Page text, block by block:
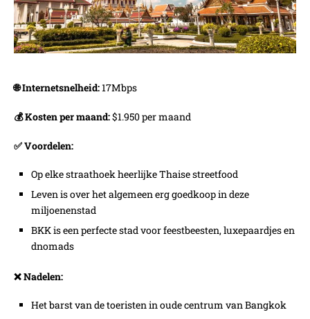
🌐 Internetsnelheid:17Mbps
💰 Kosten per maand:$1.950 per maand
✅ Voordelen:
Op elke straathoek heerlijke Thaise streetfood
Leven is over het algemeen erg goedkoop in deze
miljoenenstad
BKK is een perfecte stad voor feestbeesten, luxepaardjes en
dnomads
❌ Nadelen:
Het barst van de toeristen in oude centrum van Bangkok